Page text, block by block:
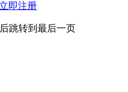
立即注册
跳转到最后一页